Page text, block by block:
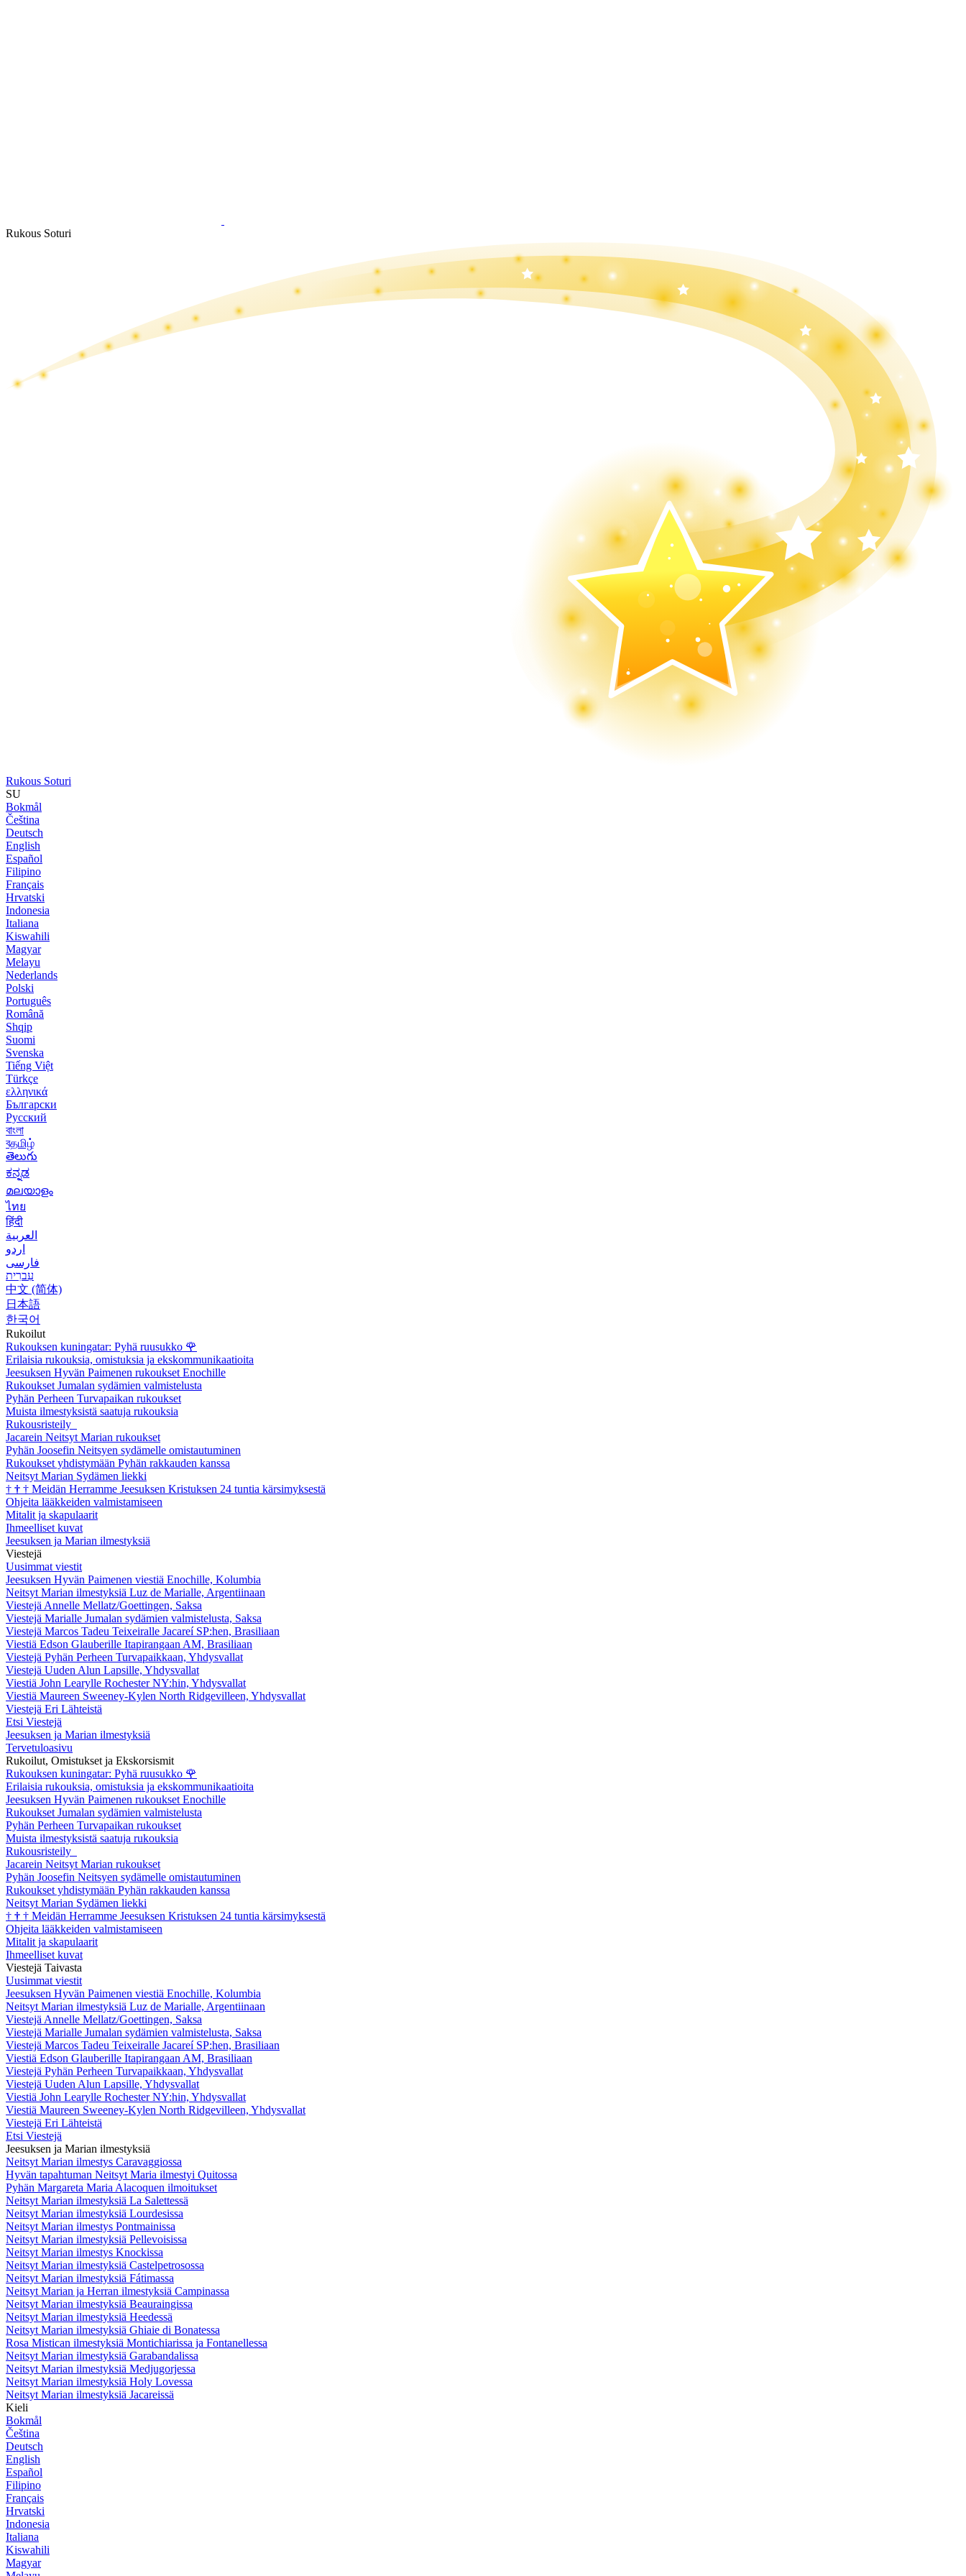
Rukous Soturi
Rukous Soturi
SU
Bokmål
Čeština
Deutsch
English
Español
Filipino
Français
Hrvatski
Indonesia
Italiana
Kiswahili
Magyar
Melayu
Nederlands
Polski
Português
Română
Shqip
Suomi
Svenska
Tiếng Việt
Türkçe
ελληνικά
Български
Русский
বাংলা
বதமிழ்
తెలుగు
ಕನ್ನಡ
മലയാളം
ไทย
हिंदी
العربية
اردو
فارسی
עִברִית
中文 (简体)
日本語
한국어
Rukoilut
Rukouksen kuningatar: Pyhä ruusukko 🌹
Erilaisia rukouksia, omistuksia ja ekskommunikaatioita
Jeesuksen Hyvän Paimenen rukoukset Enochille
Rukoukset Jumalan sydämien valmistelusta
Pyhän Perheen Turvapaikan rukoukset
Muista ilmestyksistä saatuja rukouksia
Rukousristeily
Jacarein Neitsyt Marian rukoukset
Pyhän Joosefin Neitsyen sydämelle omistautuminen
Rukoukset yhdistymään Pyhän rakkauden kanssa
Neitsyt Marian Sydämen liekki
† † † Meidän Herramme Jeesuksen Kristuksen 24 tuntia kärsimyksestä
Ohjeita lääkkeiden valmistamiseen
Mitalit ja skapulaarit
Ihmeelliset kuvat
Jeesuksen ja Marian ilmestyksiä
Viestejä
Uusimmat viestit
Jeesuksen Hyvän Paimenen viestiä Enochille, Kolumbia
Neitsyt Marian ilmestyksiä Luz de Marialle, Argentiinaan
Viestejä Annelle Mellatz/Goettingen, Saksa
Viestejä Marialle Jumalan sydämien valmistelusta, Saksa
Viestejä Marcos Tadeu Teixeiralle Jacareí SP:hen, Brasiliaan
Viestiä Edson Glauberille Itapirangaan AM, Brasiliaan
Viestejä Pyhän Perheen Turvapaikkaan, Yhdysvallat
Viestejä Uuden Alun Lapsille, Yhdysvallat
Viestiä John Learylle Rochester NY:hin, Yhdysvallat
Viestiä Maureen Sweeney-Kylen North Ridgevilleen, Yhdysvallat
Viestejä Eri Lähteistä
Etsi Viestejä
Jeesuksen ja Marian ilmestyksiä
Tervetuloasivu
Rukoilut, Omistukset ja Ekskorsismit
Rukouksen kuningatar: Pyhä ruusukko 🌹
Erilaisia rukouksia, omistuksia ja ekskommunikaatioita
Jeesuksen Hyvän Paimenen rukoukset Enochille
Rukoukset Jumalan sydämien valmistelusta
Pyhän Perheen Turvapaikan rukoukset
Muista ilmestyksistä saatuja rukouksia
Rukousristeily
Jacarein Neitsyt Marian rukoukset
Pyhän Joosefin Neitsyen sydämelle omistautuminen
Rukoukset yhdistymään Pyhän rakkauden kanssa
Neitsyt Marian Sydämen liekki
† † † Meidän Herramme Jeesuksen Kristuksen 24 tuntia kärsimyksestä
Ohjeita lääkkeiden valmistamiseen
Mitalit ja skapulaarit
Ihmeelliset kuvat
Viestejä Taivasta
Uusimmat viestit
Jeesuksen Hyvän Paimenen viestiä Enochille, Kolumbia
Neitsyt Marian ilmestyksiä Luz de Marialle, Argentiinaan
Viestejä Annelle Mellatz/Goettingen, Saksa
Viestejä Marialle Jumalan sydämien valmistelusta, Saksa
Viestejä Marcos Tadeu Teixeiralle Jacareí SP:hen, Brasiliaan
Viestiä Edson Glauberille Itapirangaan AM, Brasiliaan
Viestejä Pyhän Perheen Turvapaikkaan, Yhdysvallat
Viestejä Uuden Alun Lapsille, Yhdysvallat
Viestiä John Learylle Rochester NY:hin, Yhdysvallat
Viestiä Maureen Sweeney-Kylen North Ridgevilleen, Yhdysvallat
Viestejä Eri Lähteistä
Etsi Viestejä
Jeesuksen ja Marian ilmestyksiä
Neitsyt Marian ilmestys Caravaggiossa
Hyvän tapahtuman Neitsyt Maria ilmestyi Quitossa
Pyhän Margareta Maria Alacoquen ilmoitukset
Neitsyt Marian ilmestyksiä La Salettessä
Neitsyt Marian ilmestyksiä Lourdesissa
Neitsyt Marian ilmestys Pontmainissa
Neitsyt Marian ilmestyksiä Pellevoisissa
Neitsyt Marian ilmestys Knockissa
Neitsyt Marian ilmestyksiä Castelpetrosossa
Neitsyt Marian ilmestyksiä Fátimassa
Neitsyt Marian ja Herran ilmestyksiä Campinassa
Neitsyt Marian ilmestyksiä Beauraingissa
Neitsyt Marian ilmestyksiä Heedessä
Neitsyt Marian ilmestyksiä Ghiaie di Bonatessa
Rosa Mistican ilmestyksiä Montichiarissa ja Fontanellessa
Neitsyt Marian ilmestyksiä Garabandalissa
Neitsyt Marian ilmestyksiä Medjugorjessa
Neitsyt Marian ilmestyksiä Holy Lovessa
Neitsyt Marian ilmestyksiä Jacareissä
Kieli
Bokmål
Čeština
Deutsch
English
Español
Filipino
Français
Hrvatski
Indonesia
Italiana
Kiswahili
Magyar